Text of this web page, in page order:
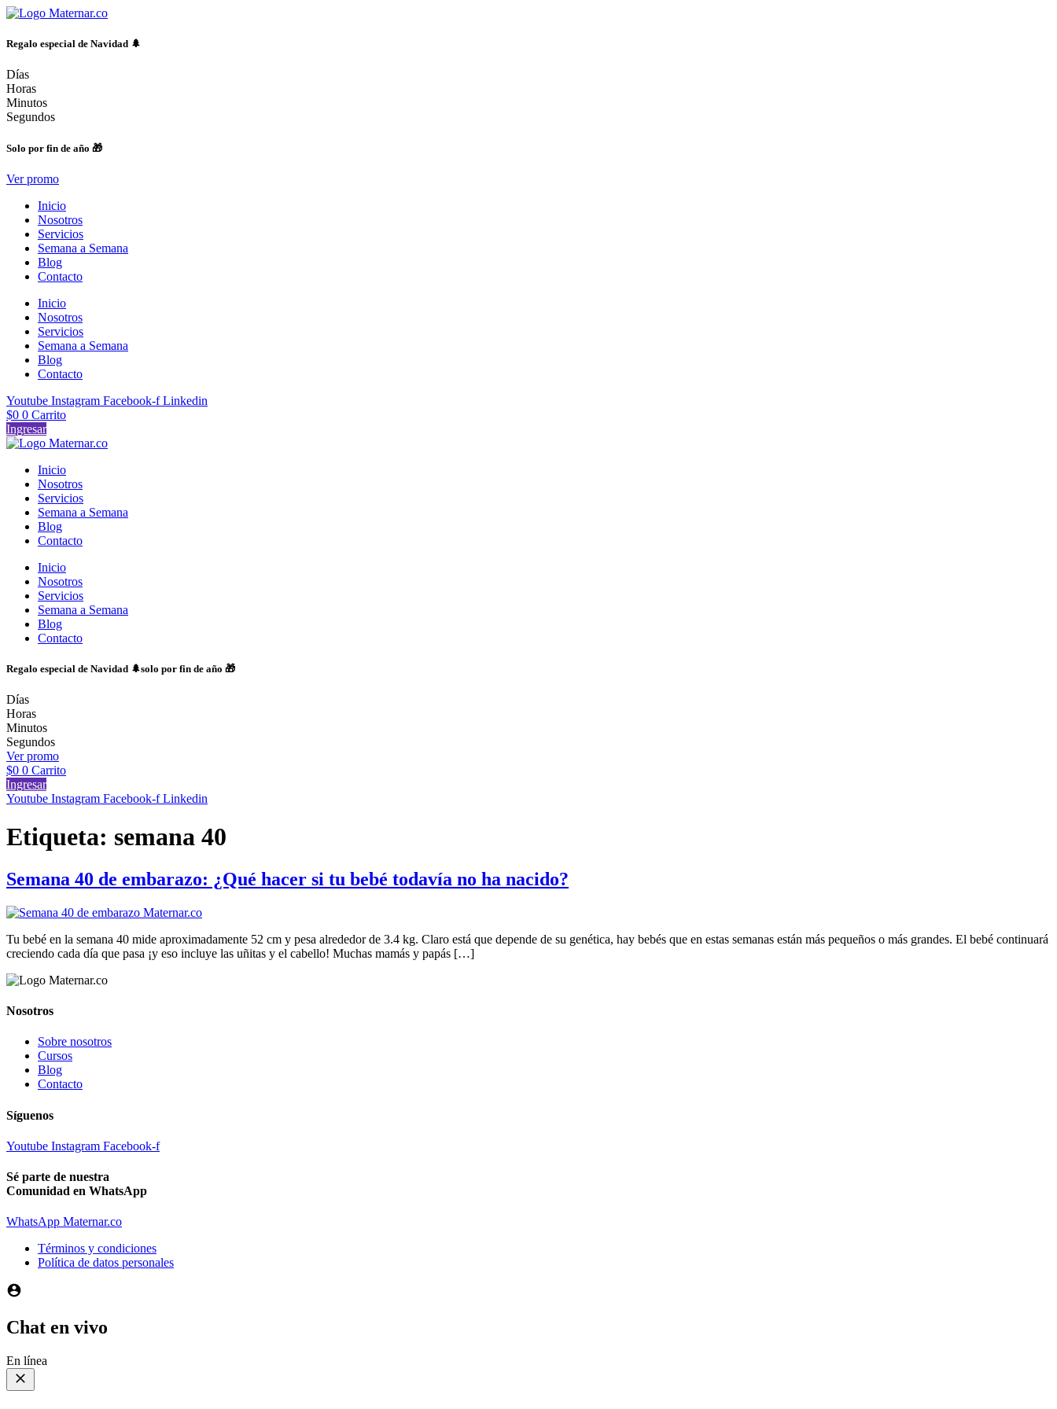
Ir
contenido
Regalo especial de Navidad 🌲
Días
Horas
Minutos
Segundos
Solo por fin de año 🎁
Ver promo
Inicio
Nosotros
Servicios
Semana a Semana
Blog
Contacto
Inicio
Nosotros
Servicios
Semana a Semana
Blog
Contacto
Youtube Instagram Facebook-f Linkedin
$0 0 Carrito
Ingresar
Inicio
Nosotros
Servicios
Semana a Semana
Blog
Contacto
Inicio
Nosotros
Servicios
Semana a Semana
Blog
Contacto
Regalo especial de Navidad 🌲solo por fin de año 🎁
Días
Horas
Minutos
Segundos
Ver promo
$0 0 Carrito
Ingresar
Youtube Instagram Facebook-f Linkedin
Etiqueta: semana 40
Semana 40 de embarazo: ¿Qué hacer si tu bebé todavía no ha nacido?
Tu bebé en la semana 40 mide aproximadamente 52 cm y pesa alrededor de 3.4 kg. Claro está que depende de su genética, hay bebés que en estas semanas están más pequeños o más grandes. El bebé continuará
creciendo cada día que pasa ¡y eso incluye las uñitas y el cabello! Muchas mamás y papás […]
Nosotros
Sobre nosotros
Cursos
Blog
Contacto
Síguenos
Youtube Instagram Facebook-f
Sé parte de nuestra
Comunidad en WhatsApp
WhatsApp Maternar.co
Términos y condiciones
Política de datos personales
Chat en vivo
En línea